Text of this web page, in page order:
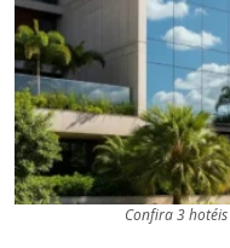
Confira 3